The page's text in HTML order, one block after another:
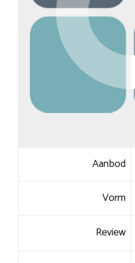
Aanbod
Vorm
Review